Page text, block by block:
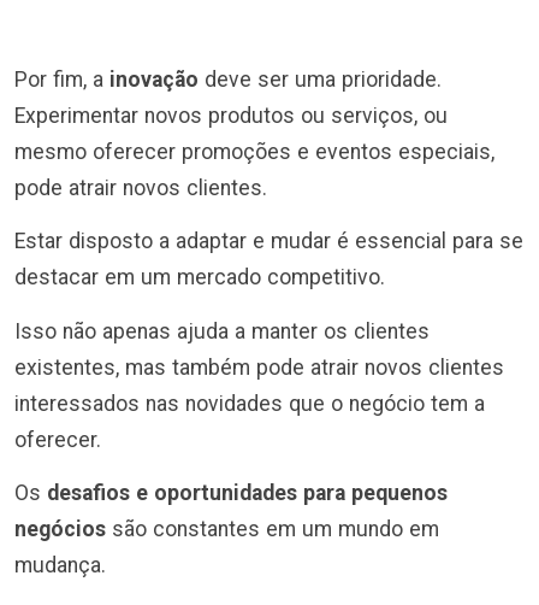
Por fim, a inovação deve ser uma prioridade.
Experimentar novos produtos ou serviços, ou
mesmo oferecer promoções e eventos especiais,
pode atrair novos clientes.
Estar disposto a adaptar e mudar é essencial para se
destacar em um mercado competitivo.
Isso não apenas ajuda a manter os clientes
existentes, mas também pode atrair novos clientes
interessados nas novidades que o negócio tem a
oferecer.
Os desafios e oportunidades para pequenos
negócios são constantes em um mundo em
mudança.